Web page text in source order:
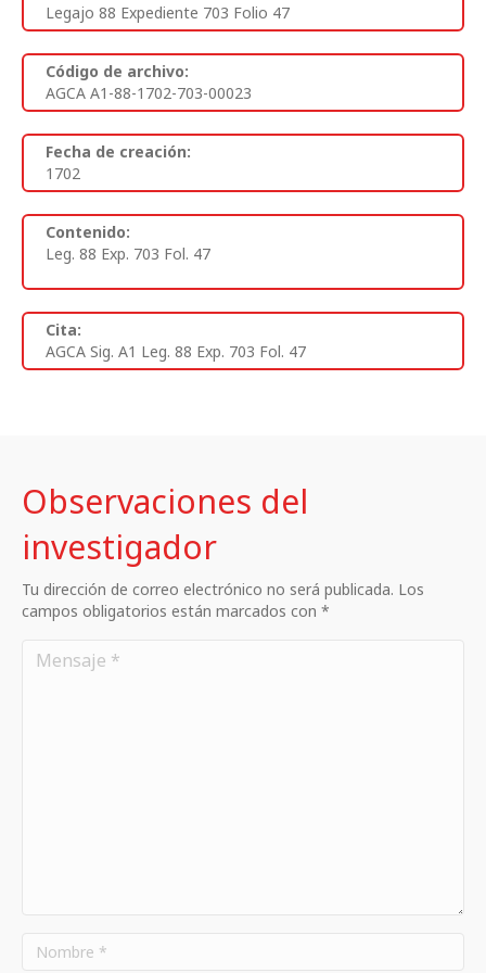
Legajo 88 Expediente 703 Folio 47
Código de archivo:
AGCA A1-88-1702-703-00023
Fecha de creación:
1702
Contenido:
Leg. 88 Exp. 703 Fol. 47
Cita:
AGCA Sig. A1 Leg. 88 Exp. 703 Fol. 47
Observaciones del
investigador
Tu dirección de correo electrónico no será publicada. Los
campos obligatorios están marcados con *